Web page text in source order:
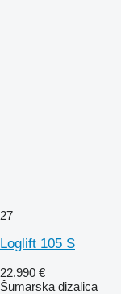
27
Loglift 105 S
22.990 €
Šumarska dizalica